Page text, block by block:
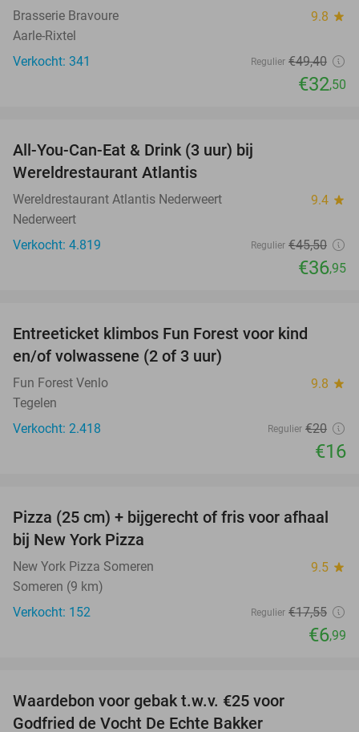
Brasserie Bravoure 9.8 star
Aarle-Rixtel
Verkocht: 341
Regulier €49,40
€32,50
All-You-Can-Eat & Drink (3 uur) bij
Wereldrestaurant Atlantis
Wereldrestaurant Atlantis Nederweert 9.4 star
Nederweert
Verkocht: 4.819
Regulier €45,50
€36,95
Entreeticket klimbos Fun Forest voor kind
en/of volwassene (2 of 3 uur)
Fun Forest Venlo 9.8 star
Tegelen
Verkocht: 2.418
Regulier €20
€16
60%
Pizza (25 cm) + bijgerecht of fris voor afhaal
bij New York Pizza
New York Pizza Someren 9.5 star
Someren (9 km)
Verkocht: 152
Regulier €17,55
€6,99
Waardebon voor gebak t.w.v. €25 voor
Godfried de Vocht De Echte Bakker